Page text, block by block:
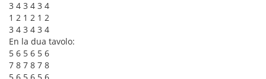
3 4 3 4 3 4
1 2 1 2 1 2
3 4 3 4 3 4
En la dua tavolo:
5 6 5 6 5 6
7 8 7 8 7 8
5 6 5 6 5 6